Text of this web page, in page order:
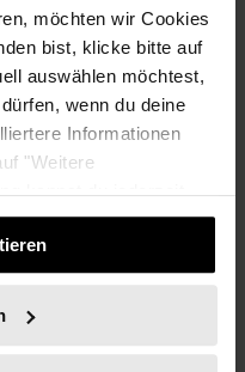
möchten wir Cookies
bist, klicke bitte auf
auswählen möchtest,
wenn du deine
Informationen
"Weitere
kannst du jederzeit
female
die Wirtschaft
gestalten die ...